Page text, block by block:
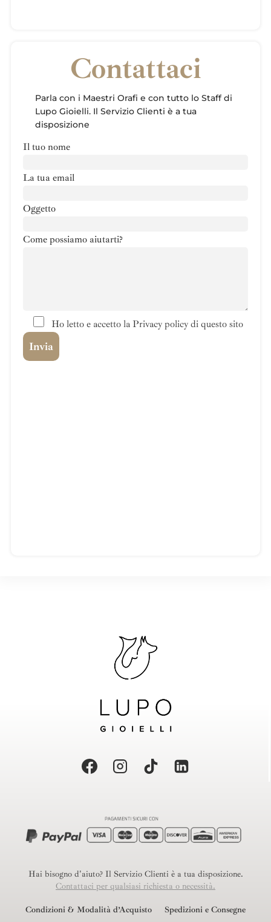
Contattaci
Parla con i Maestri Orafi e con tutto lo Staff di
Lupo Gioielli. Il Servizio Clienti è a tua
disposizione
Il tuo nome
La tua email
Oggetto
Come possiamo aiutarti?
Ho letto e accetto la Privacy policy di questo sito
Hai bisogno d'aiuto? Il Servizio Clienti è a tua disposizione.
Contattaci per qualsiasi richiesta o necessità.
Condizioni & Modalità d’Acquisto Spedizioni e Consegne